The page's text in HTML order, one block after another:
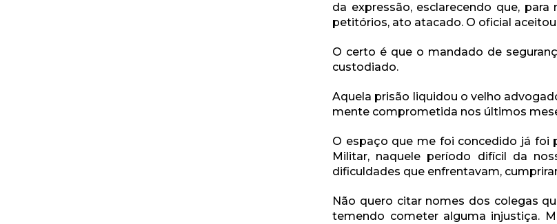
da expressão, esclarecendo que,
petitórios, ato atacado. O oficial
O certo é que o mandado de
custodiado.
Aquela prisão liquidou o velho
mente comprometida nos últimos
O espaço que me foi concedido já foi
Militar, naquele período difícil da
dificuldades que enfrentavam,
Não quero citar nomes dos colegas
temendo cometer alguma injustiça.